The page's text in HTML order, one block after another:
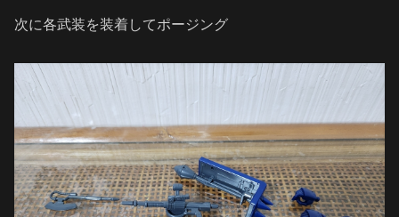
次に各武装を装着してポージング